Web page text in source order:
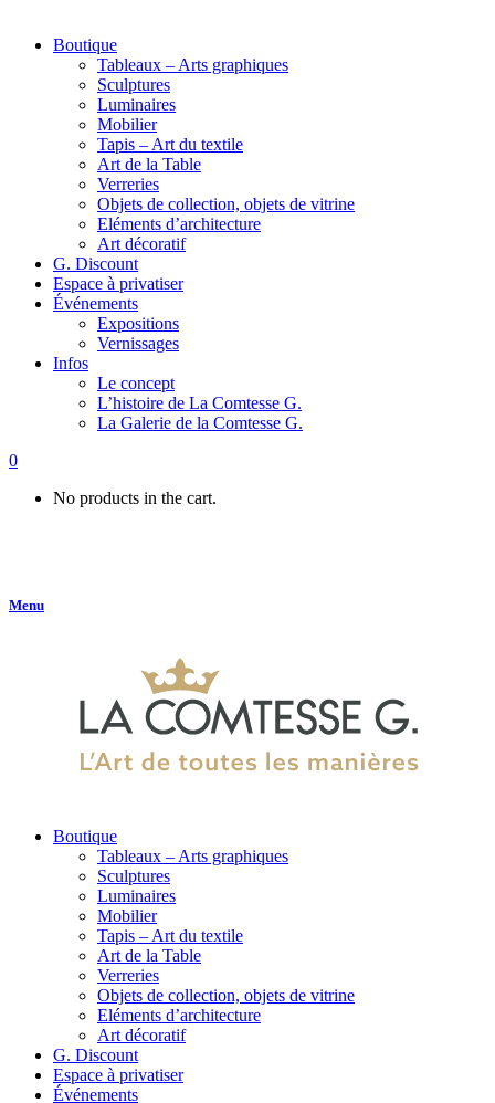
Boutique
Tableaux – Arts graphiques
Sculptures
Luminaires
Mobilier
Tapis – Art du textile
Art de la Table
Verreries
Objets de collection, objets de vitrine
Eléments d’architecture
Art décoratif
G. Discount
Espace à privatiser
Événements
Expositions
Vernissages
Infos
Le concept
L’histoire de La Comtesse G.
La Galerie de la Comtesse G.
0
No products in the cart.
Menu
Boutique
Tableaux – Arts graphiques
Sculptures
Luminaires
Mobilier
Tapis – Art du textile
Art de la Table
Verreries
Objets de collection, objets de vitrine
Eléments d’architecture
Art décoratif
G. Discount
Espace à privatiser
Événements